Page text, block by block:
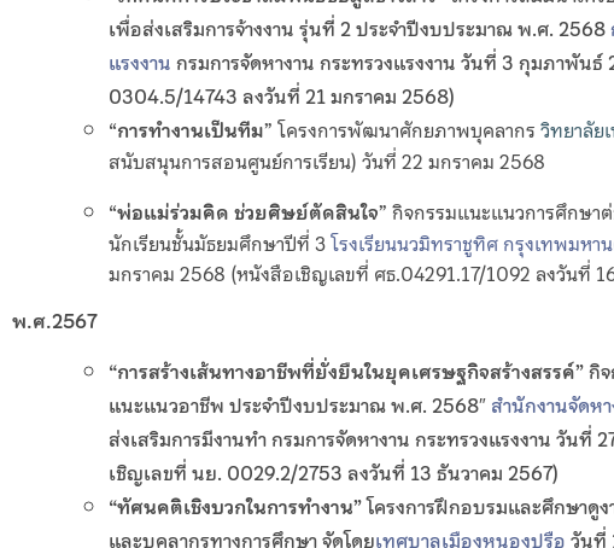
เพื่อส่งเสริมการจ้างงาน รุ่นที่ 2 ประจำปีงบประมาณ พ.ศ. 2568
แรงงานกรมการจัดหางาน กระทรวงแรงงาน วันที่ 3 กุมภาพัน
0304.5/14743 ลงวันที่ 21 มกราคม 2568)
“การทำงานเป็นทีม” โครงการพัฒนาศักยภาพบุคลากรวิทยาลั
สนับสนุนการสอนศูนย์การเรียน) วันที่ 22 มกราคม 2568
“พ่อแม่ร่วมคิด ช่วยศิษย์ตัดสินใจ” กิจกรรมแนะแนวการศึกษา
นักเรียนชั้นมัธยมศึกษาปีที่ 3โรงเรียนนวมิทราชูทิศ กรุงเทพมหา
มกราคม 2568 (หนังสือเชิญเลขที่ ศธ.04291.17/1092 ลงวันที่
พ.ศ.2567
“การสร้างเส้นทางอาชีพที่ยั่งยืนในยุคเศรษฐกิจสร้างสรรค์”กิ
แนะแนวอาชีพ ประจำปีงบประมาณ พ.ศ. 2568″สำนักงานจัดห
ส่งเสริมการมีงานทำ กรมการจัดหางาน กระทรวงแรงงาน วันที่
เชิญเลขที่ นย. 0029.2/2753 ลงวันที่ 13 ธันวาคม 2567)
“ทัศนคติเชิงบวกในการทำงาน” โครงการฝึกอบรมและศึกษา
และบุคลากรทางการศึกษาจัดโดยเทศบาลเมืองหนองปรือวันที่